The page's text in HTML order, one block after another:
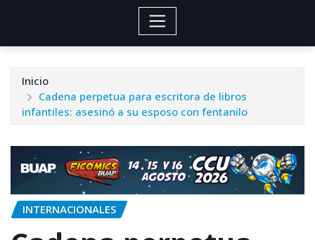
Inicio
Cadena perpetua para escritora de libros
infantiles: asesinó a su esposo con fentanilo
INTERNACIONALES